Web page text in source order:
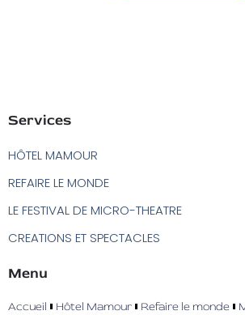
Services
HÔTEL MAMOUR
REFAIRE LE MONDE
LE FESTIVAL DE MICRO-THEATRE
CREATIONS ET SPECTACLES
Menu
Accueil Hôtel Mamour Refaire le monde